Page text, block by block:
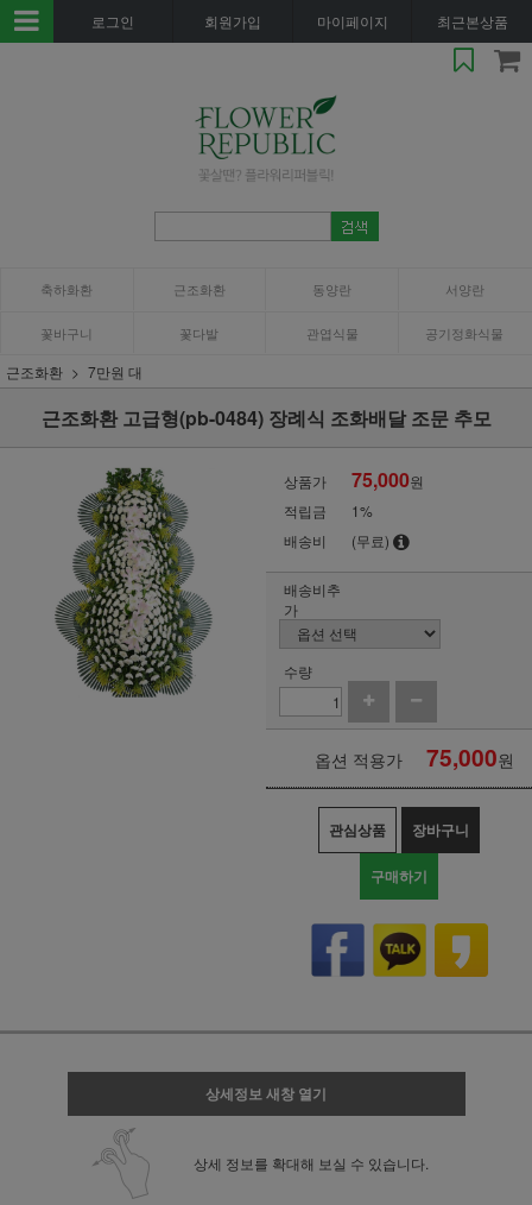
로그인 회원가입 마이페이지 최근본상품
축하화환 근조화환 동양란 서양란
꽃바구니 꽃다발 관엽식물 공기정화식물
근조화환 7만원 대
근조화환 고급형(pb-0484) 장례식 조화배달 조문 추모
상품가 75,000원
적립금
1%
배송비
(무료)
배송비추
가
수량
옵션 적용가 75,000원
관심상품 장바구니
구매하기
상세정보 새창 열기
상세 정보를 확대해 보실 수 있습니다.